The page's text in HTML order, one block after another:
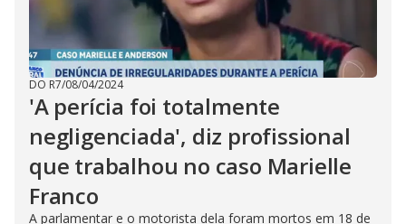
DO R7/08/04/2024
'A perícia foi totalmente
negligenciada', diz profissional
que trabalhou no caso Marielle
Franco
A parlamentar e o motorista dela foram mortos em 18 de